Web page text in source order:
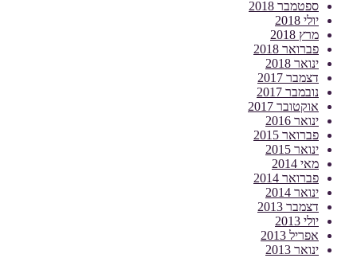
ספטמבר 2018
יולי 2018
מרץ 2018
פברואר 2018
ינואר 2018
דצמבר 2017
נובמבר 2017
אוקטובר 2017
ינואר 2016
פברואר 2015
ינואר 2015
מאי 2014
פברואר 2014
ינואר 2014
דצמבר 2013
יולי 2013
אפריל 2013
ינואר 2013